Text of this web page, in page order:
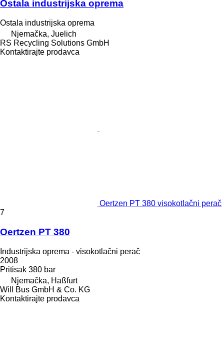
Ostala industrijska oprema
Ostala industrijska oprema
Njemačka, Juelich
RS Recycling Solutions GmbH
Kontaktirajte prodavca
Oertzen PT 380 visokotlačni perač
7
Oertzen PT 380
Industrijska oprema - visokotlačni perač
2008
Pritisak 380 bar
Njemačka, Haßfurt
Will Bus GmbH & Co. KG
Kontaktirajte prodavca